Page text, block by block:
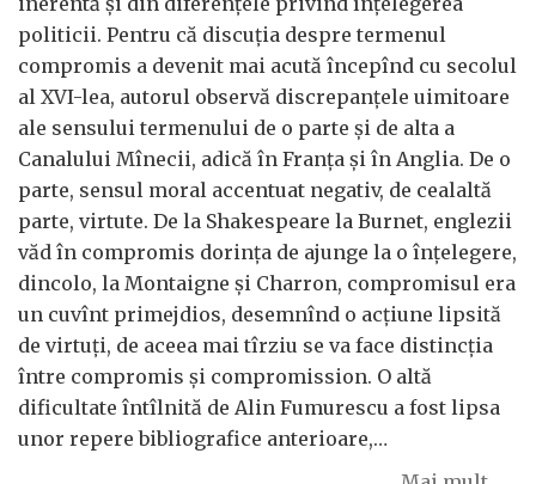
politicii. Pentru că discuția despre termenul
compromis a devenit mai acută începînd cu secolul
al XVI-lea, autorul observă discrepanțele uimitoare
ale sensului termenului de o parte și de alta a
Canalului Mînecii, adică în Franța și în Anglia. De o
parte, sensul moral accentuat negativ, de cealaltă
parte, virtute. De la Shakespeare la Burnet, englezii
văd în compromis dorința de ajunge la o înțelegere,
dincolo, la Montaigne și Charron, compromisul era
un cuvînt primejdios, desemnînd o acțiune lipsită
de virtuți, de aceea mai tîrziu se va face distincția
între compromis și compromission. O altă
dificultate întîlnită de Alin Fumurescu a fost lipsa
unor repere bibliografice anterioare,…